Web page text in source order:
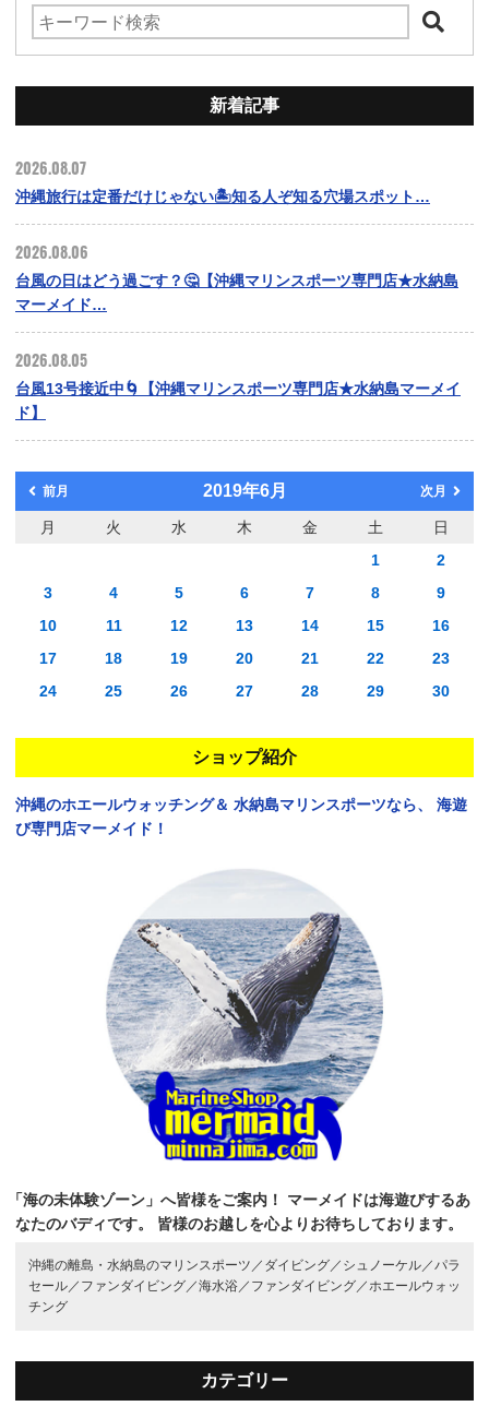
新着記事
2026.08.07
沖縄旅行は定番だけじゃない🏝️知る人ぞ知る穴場スポット…
2026.08.06
台風の日はどう過ごす？🤔【沖縄マリンスポーツ専門店★水納島
マーメイド…
2026.08.05
台風13号接近中🌀【沖縄マリンスポーツ専門店★水納島マーメイ
ド】
前月 2019年6月 次月
月 火 水 木 金 土
日
1
2
3
4 5 6 7 8
9
10
11 12 13 14 15
16
17
18 19 20 21 22
23
24
25 26 27 28 29 30
ショップ紹介
沖縄のホエールウォッチング＆ 水納島マリンスポーツなら、
海遊
び専門店マーメイド！
「海の未体験ゾーン」へ皆様をご案内！
マーメイドは海遊びするあ
なたのバディです。
皆様のお越しを心よりお待ちしております。
沖縄の離島・水納島のマリンスポーツ／ ダイビング／ シュノーケル／パラ
セール／ ファンダイビング／海水浴／ ファンダイビング／ホエールウォッ
チング
カテゴリー